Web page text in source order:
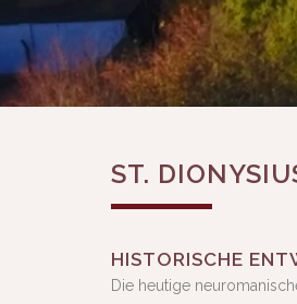
ST.
HISTORISCHE
Die heutige